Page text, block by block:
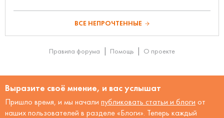
ВСЕ НЕПРОЧТЕННЫЕ
Правила форума Помощь О проекте
Выразите своё мнение, и вас услышат
Пришло время, и мы начали публиковать статьи и блоги от
наших пользователей в разделе «Блоги». Теперь каждый